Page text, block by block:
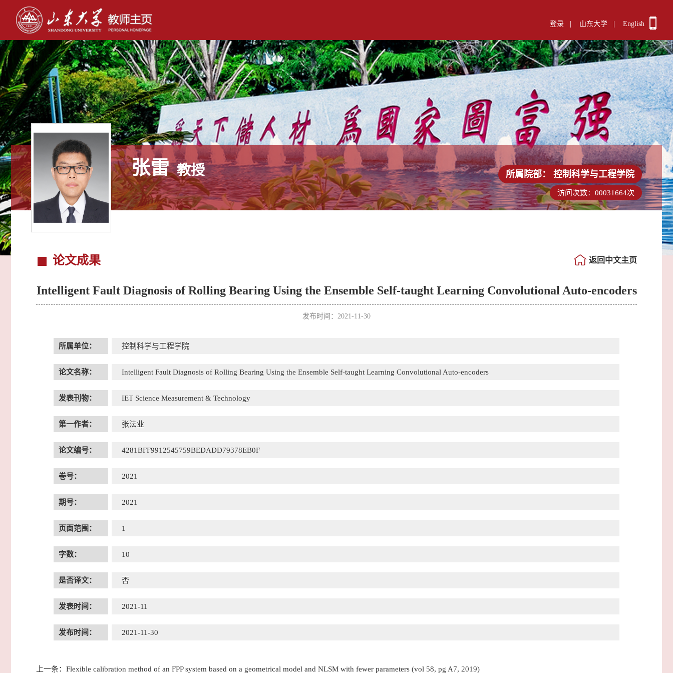
登录 山东大学 English
张雷 教授 所属院部： 控制科学与工程学院
访问次数： 00031664次
论文成果 返回中文主页
Intelligent Fault Diagnosis of Rolling Bearing Using the Ensemble Self-taught Learning Convolutional Auto-encoders
发布时间：2021-11-30
所属单位： 控制科学与工程学院
论文名称： Intelligent Fault Diagnosis of Rolling Bearing Using the Ensemble Self-taught Learning Convolutional Auto-encoders
发表刊物： IET Science Measurement & Technology
第一作者： 张法业
论文编号： 4281BFF9912545759BEDADD79378EB0F
卷号： 2021
期号： 2021
页面范围： 1
字数： 10
是否译文： 否
发表时间： 2021-11
发布时间： 2021-11-30
上一条： Flexible calibration method of an FPP system based on a geometrical model and NLSM with fewer parameters (vol 58, pg A7, 2019)